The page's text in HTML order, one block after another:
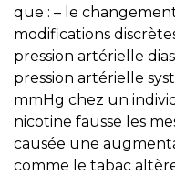
que : – le
modifications
pression artérielle
pression artérielle
mmHg chez un
nicotine fausse les
causée une
comme le tabac